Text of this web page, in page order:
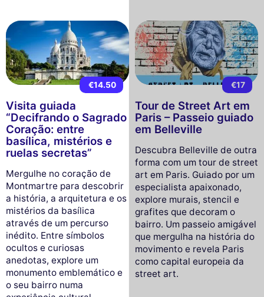
€14.50
Visita guiada
“Decifrando o Sagrado
Coração: entre
basílica, mistérios e
ruelas secretas”
Mergulhe no coração de
Montmartre para descobrir
a história, a arquitetura e os
mistérios da basílica
através de um percurso
inédito. Entre símbolos
ocultos e curiosas
anedotas, explore um
monumento emblemático e
o seu bairro numa
€17
Tour de Street Art em
Paris – Passeio guiado
em Belleville
Descubra Belleville de outra
forma com um tour de street
art em Paris. Guiado por um
especialista apaixonado,
explore murais, stencil e
grafites que decoram o
bairro. Um passeio amigável
que mergulha na história do
movimento e revela Paris
como capital europeia da
street art.